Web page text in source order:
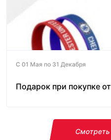
С 01 Мая по 31 Декабря
Подарок при покупке
Смотреть